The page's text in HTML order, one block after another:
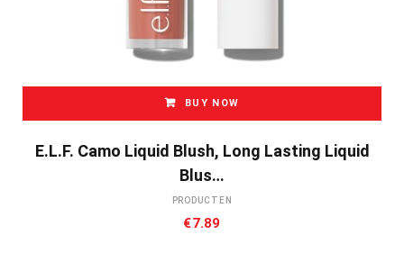
BUY NOW
E.l.f. Camo Liquid Blush, Long Lasting Liquid
Blus…
PRODUCTEN
€7.89